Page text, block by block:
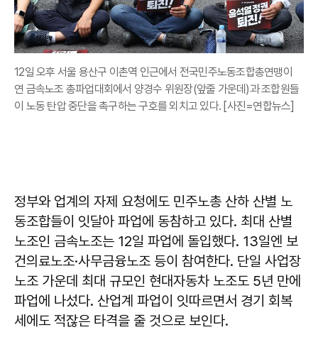
12일 오후 서울 용산구 이촌역 인근에서 전국민주노동조합총연맹이
연 금속노조 총파업대회에서 양경수 위원장(앞줄 가운데)과 조합원들
이 노동 탄압 중단을 촉구하는 구호를 외치고 있다. [사진=연합뉴스]
정부와 업계의 자제 요청에도 민주노총 산하 산별 노
동조합들이 잇달아 파업에 동참하고 있다. 최대 산별
노조인 금속노조는 12일 파업에 돌입했다. 13일엔 보
건의료노조·사무금융노조 등이 참여한다. 단일 사업장
노조 가운데 최대 규모인 현대자동차 노조도 5년 만에
파업에 나섰다. 산업계 파업이 잇따르면서 경기 회복
세에도 적잖은 타격을 줄 것으로 보인다.